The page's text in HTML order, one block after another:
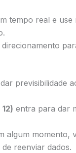
tempo real e
previsibilidade
entra para dar
algum momento,
reenviar dados.